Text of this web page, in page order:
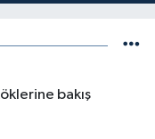
bakış